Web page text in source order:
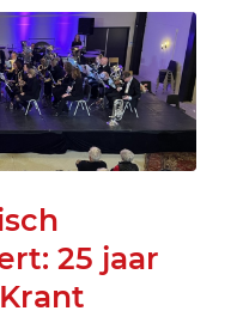
25 jaar